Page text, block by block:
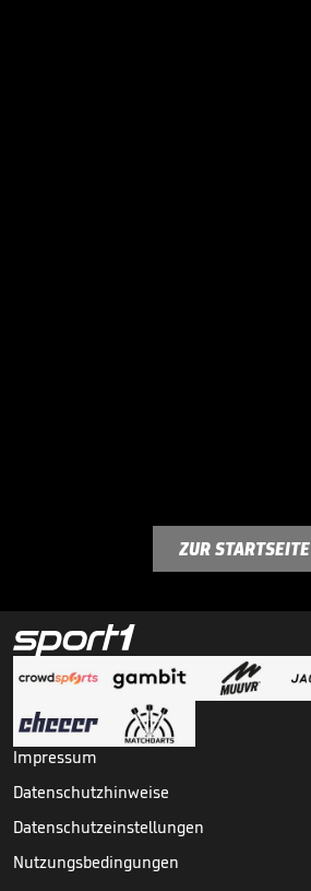
ZUR STARTSEITE
Impressum
Datenschutzhinweise
Datenschutzeinstellungen
Nutzungsbedingungen